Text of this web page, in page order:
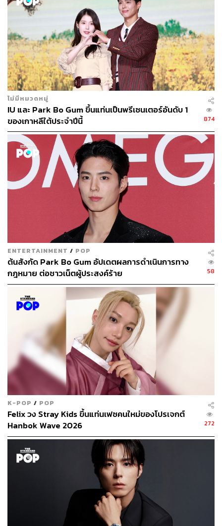
เว็บไซต์park-bogum.ponycanyon.co.jp/ระบุว่า ซิงเกิล
Bloomin’จะมีแพ็กเกจให้เลือกทั้งหมด 2 แบบคือ แบบปกติที่
จะมีซีดีและบุ๊กเล็ตจำนวน 8 หน้า ในราคา 1,389 เยน ไม่รวม
ภาษี (หรือประมาณ 400 บาท) และแบบลิมิเต็ดเอดิชันที่จะมี
ซีดี ดีวีดีเบื้องหลัง และบุ๊กเล็ตจำนวน 16 หน้า ในราคา 2,315
เยน ไม่รวมภาษี (หรือประมาณ 665 บาท)
โดยการเดบิวต์ในประเทศญี่ปุ่นครั้งนี้ Blossom
Entertainment ต้นสังกัดของ พัคโบกอม ได้ร่วมมือกับบริษัท
Pony Canyon บริษัทบันเทิงสัญชาติญี่ปุ่น ซึ่งรับหน้าที่ดูแลทุก
กระบวนการตั้งแต่เริ่มต้นไปจนถึงการโปรโมต และเคยผ่าน
การดูแลศิลปินที่มีชื่อเสียงทั้งในและต่างประเทศอย่างวงบอย
แบนด์ชื่อดังของประเทศญี่ปุ่น w-inds, นักร้องและนักแสดง
ชาวไต้หวัน Show Lo และศิลปินจากเกาหลีใต้ Wanna One,
Roy Kim และ Samuel
ไม่มีหมวดหมู่
IU และ Park Bo Gum ขึ้นแท่นเป็นพรีเซนเตอร์อันดับ 1
ของเกาหลีใต้ประจำปีนี้
874
ENTERTAINMENT / POP
ต้นสังกัด Park Bo Gum อัปเดตผลการดำเนินการทาง
กฎหมาย ต่อชาวเน็ตผู้ประสงค์ร้าย
58
K-POP / POP
Felix วง Stray Kids ขึ้นแท่นเฟซคนใหม่ของโปรเจกต์
Hanbok Wave 2026
272